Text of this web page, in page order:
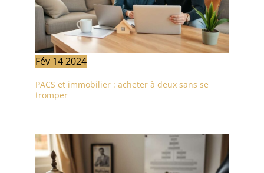
Fév 142024
PACS et immobilier : acheter à deux sans se
tromper